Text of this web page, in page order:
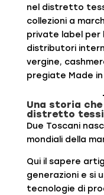
nel distretto
collezioni a
private label per
distributori
vergine,
pregiate Made in
Una storia
distretto
Due Toscani
mondiali della
Qui il sapere
generazioni e si
tecnologie di